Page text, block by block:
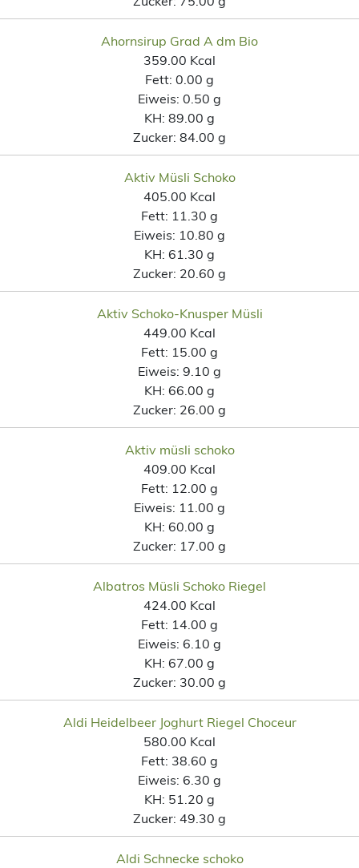
Ahornsirup Grad A dm Bio
359.00 Kcal
Fett: 0.00 g
Eiweis: 0.50 g
KH: 89.00 g
Zucker: 84.00 g
Aktiv Müsli Schoko
405.00 Kcal
Fett: 11.30 g
Eiweis: 10.80 g
KH: 61.30 g
Zucker: 20.60 g
Aktiv Schoko-Knusper Müsli
449.00 Kcal
Fett: 15.00 g
Eiweis: 9.10 g
KH: 66.00 g
Zucker: 26.00 g
Aktiv müsli schoko
409.00 Kcal
Fett: 12.00 g
Eiweis: 11.00 g
KH: 60.00 g
Zucker: 17.00 g
Albatros Müsli Schoko Riegel
424.00 Kcal
Fett: 14.00 g
Eiweis: 6.10 g
KH: 67.00 g
Zucker: 30.00 g
Aldi Heidelbeer Joghurt Riegel Choceur
580.00 Kcal
Fett: 38.60 g
Eiweis: 6.30 g
KH: 51.20 g
Zucker: 49.30 g
Aldi Schnecke schoko